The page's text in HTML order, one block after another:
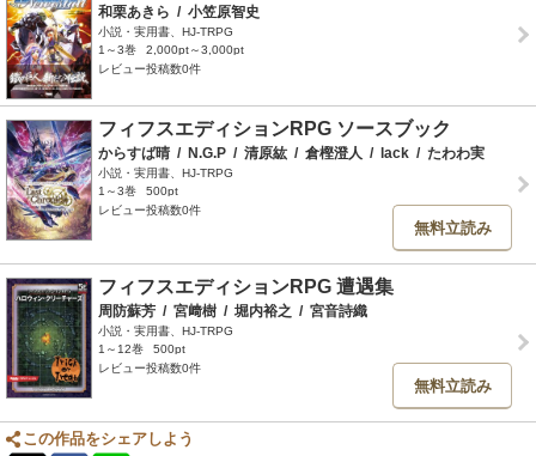
和栗あきら / 小笠原智史
小説・実用書、HJ-TRPG
1～3巻
2,000pt～3,000pt
レビュー投稿数0件
フィフスエディションRPG ソースブック
からすば晴 / N.G.P / 清原紘 / 倉樫澄人 / lack / たわわ実
小説・実用書、HJ-TRPG
1～3巻
500pt
レビュー投稿数0件
無料立読み
フィフスエディションRPG 遭遇集
周防蘇芳 / 宮﨑樹 / 堀内裕之 / 宮音詩織
小説・実用書、HJ-TRPG
1～12巻
500pt
レビュー投稿数0件
無料立読み
この作品をシェアしよう